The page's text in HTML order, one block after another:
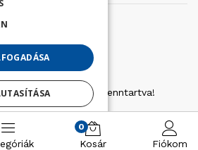
Kft. - Minden jog fenntartva!
0
Kosár Fiókom